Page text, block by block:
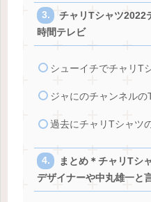
チャリTシャツ2022
時間テレビ
シューイチでチャリT
ジャにのチャンネル
過去にチャリTシャツ
まとめ＊チャリTシ
デザイナーや中丸雄一と